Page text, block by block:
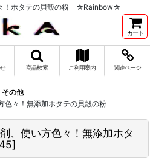
！ホタテの貝殻の粉 ☆Rainbow☆
カート
商品検索 ご利用案内 関連ページ
の他
色々！無添加ホタテの貝殻の粉
、使い方色々！無添加ホタ
]